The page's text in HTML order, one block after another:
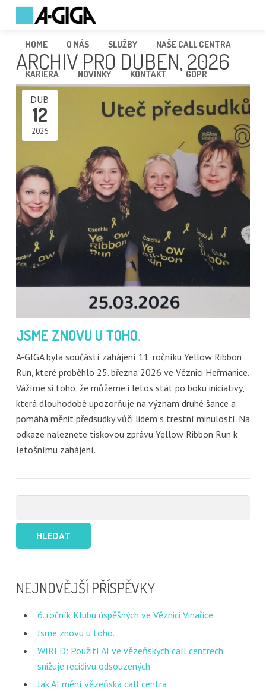
HOME O NÁS SLUŽBY NAŠE CALL CENTRA
KARIÉRA NOVINKY KONTAKT GDPR
ARCHIV PRO DUBEN, 2026
JSME ZNOVU U TOHO.
DUB
12
2026
A-GIGA byla součástí zahájení 11. ročníku Yellow Ribbon
Run, které proběhlo 25. března 2026 ve Věznici Heřmanice.
Vážíme si toho, že můžeme i letos stát po boku iniciativy,
která dlouhodobě upozorňuje na význam druhé šance a
pomáhá měnit předsudky vůči lidem s trestní minulostí. Na
odkaze naleznete tiskovou zprávu Yellow Ribbon Run k
letošnímu zahájení.
NEJNOVĚJŠÍ PŘÍSPĚVKY
6. ročník Klubu úspěšných ve Věznici Vinařice
Jsme znovu u toho.
WIRED: Použití AI ve vězeňských call centrech
snižuje recidivu odsouzených
Jak AI mění vězeňská call centra